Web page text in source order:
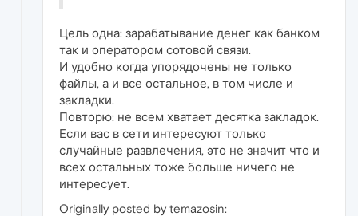
Цель одна: зарабатывание денег как банком
так и оператором сотовой связи.
И удобно когда упорядочены не только
файлы, а и все остальное, в том числе и
закладки.
Повторю: не всем хватает десятка закладок.
Если вас в сети интересуют только
случайные развлечения, это не значит что и
всех остальных тоже больше ничего не
интересует.
Originally posted by temazosin: